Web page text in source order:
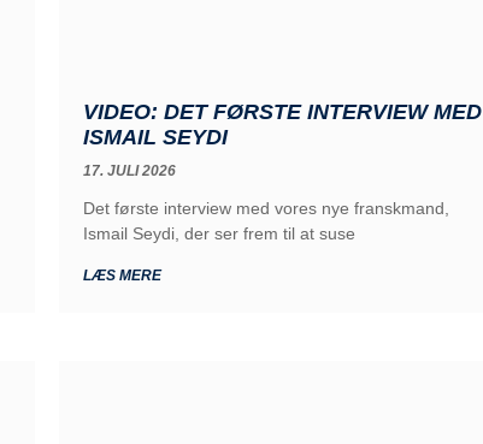
VIDEO: DET FØRSTE INTERVIEW MED
ISMAIL SEYDI
17. JULI 2026
Det første interview med vores nye franskmand,
Ismail Seydi, der ser frem til at suse
LÆS MERE